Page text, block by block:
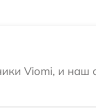
Viomi, и наш